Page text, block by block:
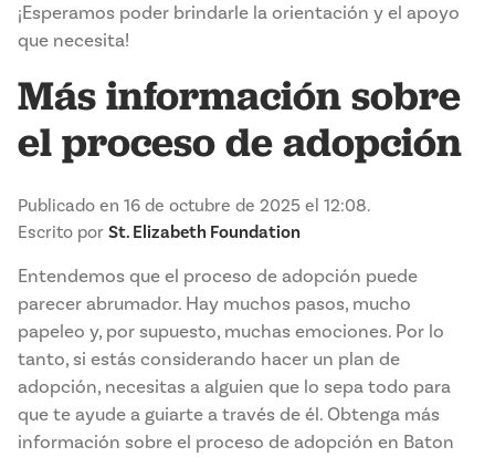
¡Esperamos poder brindarle la orientación y el apoyo
que necesita!
Más información sobre
el proceso de adopción
Publicado en 16 de octubre de 2025 el 12:08.
Escrito por St. Elizabeth Foundation
Entendemos que el proceso de adopción puede
parecer abrumador. Hay muchos pasos, mucho
papeleo y, por supuesto, muchas emociones. Por lo
tanto, si estás considerando hacer un plan de
adopción, necesitas a alguien que lo sepa todo para
que te ayude a guiarte a través de él. Obtenga más
información sobre el proceso de adopción en Baton